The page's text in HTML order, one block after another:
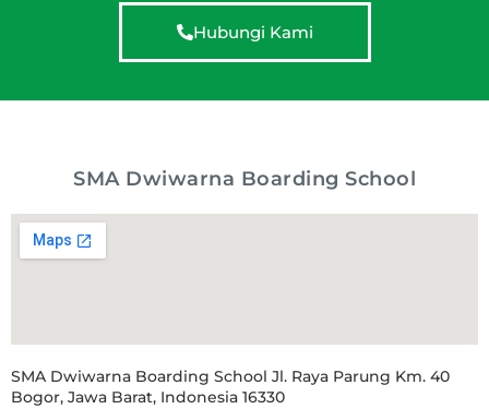
Hubungi Kami
SMA Dwiwarna Boarding School
SMA Dwiwarna Boarding School Jl. Raya Parung Km. 40
Bogor, Jawa Barat, Indonesia 16330